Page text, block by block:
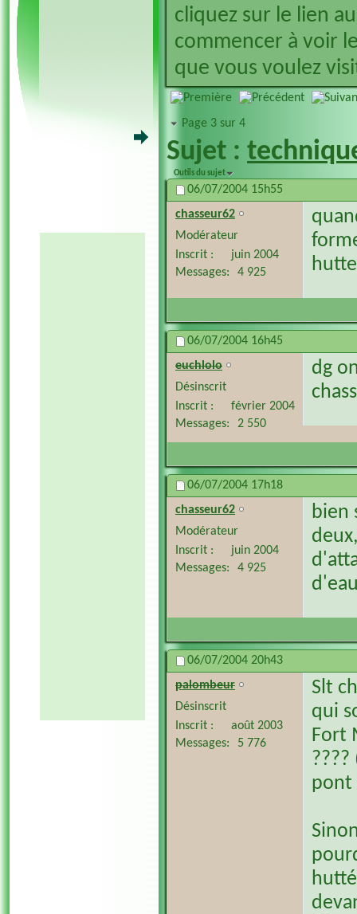
cliquez sur le lien
commencer à voir
que vous voulez
Page 3 sur 4
Sujet :
Outils du sujet
06/07/2004 15h55
chasseur62
Modérateur
Inscrit
juin 2004
Messages
4 925
06/07/2004 16h45
euchlolo
Désinscrit
Inscrit
février 2004
Messages
2 550
dg
06/07/2004 17h18
chasseur62
Modérateur
Inscrit
juin 2004
Messages
4 925
bien
06/07/2004 20h43
palombeur
Désinscrit
Inscrit
août 2003
Messages
5 776
Slt
qui
Fort
pont